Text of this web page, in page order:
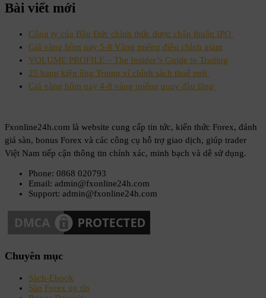
Bài viết mới
Công ty của Bầu Đức chính thức được chấp thuận IPO
Giá vàng hôm nay 5-8 Vàng miếng điều chỉnh giảm
VOLUME PROFILE – The Insider’s Guide to Trading
25 bang kiện ông Trump vì chính sách thuế mới
Giá vàng hôm nay 4-8 vàng miếng quay đầu tăng
Fxonline24h.com là website cung cấp tin tức, kiến thức Forex, đánh
giá sàn, bonus Forex và các công cụ hỗ trợ giao dịch, giúp trader
Việt Nam tiếp cận thông tin chính xác, minh bạch và dễ sử dụng.
Phone: 0868 020793
Email: admin@fxonline24h.com
Support: admin@fxonline24h.com
Chuyên mục
Sách-Ebook
Sàn Forex uy tín